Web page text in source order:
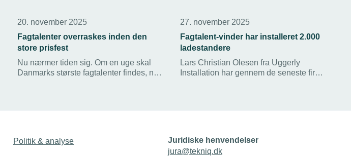
20. november 2025
Fagtalenter overraskes inden den
store prisfest
Nu nærmer tiden sig. Om en uge skal
Danmarks største fagtalenter findes, når
27. november 2025
Fagtalent-vinder har installeret 2.000
ladestandere
Lars Christian Olesen fra Uggerly
Installation har gennem de seneste fire
Politik & analyse
Juridiske henvendelser
jura@tekniq.dk